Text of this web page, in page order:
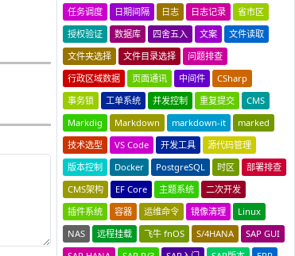
任务调度
日期间隔 日志 日志记录
省市区
授权验证
数据库 四舍五入 文案
文件读取
文件夹选择
文件目录选择
问题排查
行政区域数据
页面通讯 中间件
CSharp
事务锁
工单系统 并发控制 重复提交
CMS
Markdig
Markdown markdown-it
marked
技术选型
VS Code 开发工具
源代码管理
版本控制
Docker PostgreSQL 时区
部署排查
CMS架构
EF Core 主题系统
二次开发
插件系统
容器 运维命令 镜像清理
Linux
NAS
远程挂载 飞牛 fnOS S/4HANA
SAP GUI